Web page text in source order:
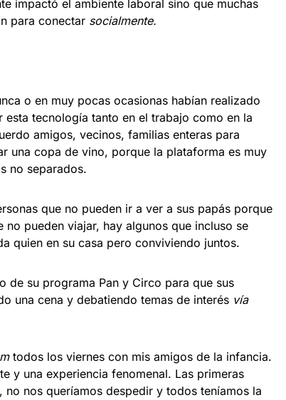
impactó el ambiente laboral sino que muchas
para conectar socialmente.
o en muy pocas ocasionas habían realizado
tecnología tanto en el trabajo como en la
amigos, vecinos, familias enteras para
una copa de vino, porque la plataforma es muy
no separados.
que no pueden ir a ver a sus papás porque
pueden viajar, hay algunos que incluso se
quien en su casa pero conviviendo juntos.
de su programa Pan y Circo para que sus
una cena y debatiendo temas de interés vía
todos los viernes con mis amigos de la infancia.
y una experiencia fenomenal. Las primeras
nos queríamos despedir y todos teníamos la